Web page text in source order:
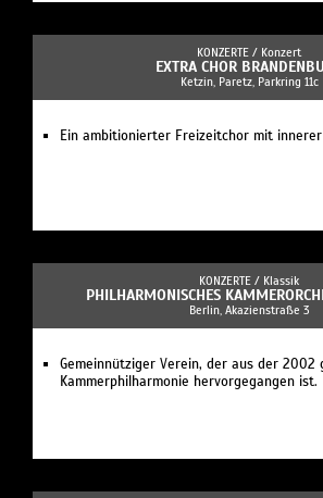
KONZERTE / Konzert
EXTRA CHOR
Ketzin, Paretz, Parkring 11c
Ein ambitionierter Freizeitchor mit
KONZERTE / Klassik
PHILHARMONISCHES
Berlin, Akazienstraße 3
Gemeinnütziger Verein, der aus der 2002
Kammerphilharmonie hervorgegangen ist.